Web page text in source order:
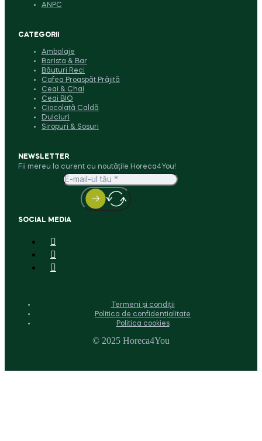
ANPC
CATEGORII
Ambalaje
Barista & Bar
Băuturi Reci
Cafea Proaspăt Prăjită
Ceai & Chai
Ceai BIO
Ciocolată Caldă
Dulciuri
Siropuri & Sosuri
NEWSLETTER
Fii mereu la curent cu noutățile Horeca4You!
SOCIAL MEDIA
Termeni și condiții
Politica de confidențialitate
Politica cookies
© 2025 Horeca4You